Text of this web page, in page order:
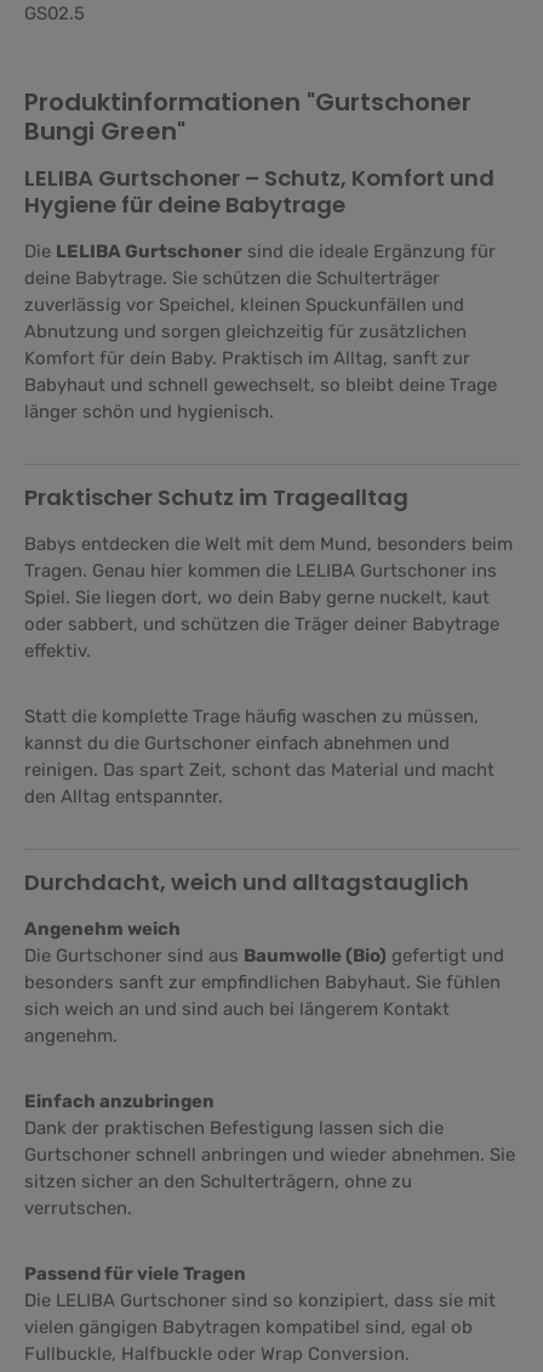
GS02.5
Produktinformationen "Gurtschoner
Bungi Green"
LELIBA Gurtschoner – Schutz, Komfort und
Hygiene für deine Babytrage
Die LELIBA Gurtschoner sind die ideale Ergänzung für
deine Babytrage. Sie schützen die Schulterträger
zuverlässig vor Speichel, kleinen Spuckunfällen und
Abnutzung und sorgen gleichzeitig für zusätzlichen
Komfort für dein Baby. Praktisch im Alltag, sanft zur
Babyhaut und schnell gewechselt, so bleibt deine Trage
länger schön und hygienisch.
Praktischer Schutz im Tragealltag
Babys entdecken die Welt mit dem Mund, besonders beim
Tragen. Genau hier kommen die LELIBA Gurtschoner ins
Spiel. Sie liegen dort, wo dein Baby gerne nuckelt, kaut
oder sabbert, und schützen die Träger deiner Babytrage
effektiv.
Statt die komplette Trage häufig waschen zu müssen,
kannst du die Gurtschoner einfach abnehmen und
reinigen. Das spart Zeit, schont das Material und macht
den Alltag entspannter.
Durchdacht, weich und alltagstauglich
Angenehm weich
Die Gurtschoner sind aus Baumwolle (Bio) gefertigt und
besonders sanft zur empfindlichen Babyhaut. Sie fühlen
sich weich an und sind auch bei längerem Kontakt
angenehm.
Einfach anzubringen
Dank der praktischen Befestigung lassen sich die
Gurtschoner schnell anbringen und wieder abnehmen. Sie
sitzen sicher an den Schulterträgern, ohne zu
verrutschen.
Passend für viele Tragen
Die LELIBA Gurtschoner sind so konzipiert, dass sie mit
vielen gängigen Babytragen kompatibel sind, egal ob
Fullbuckle, Halfbuckle oder Wrap Conversion.